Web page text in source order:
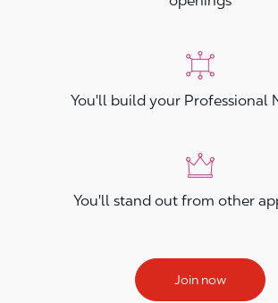
You'll build your Professional
You'll stand out from other
Join now